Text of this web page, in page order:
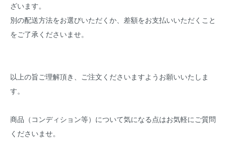
ざいます。
別の配送方法をお選びいただくか、差額をお支払いいただくこと
をご了承くださいませ。
以上の旨ご理解頂き、ご注文くださいますようお願いいたしま
す。
商品（コンディション等）について気になる点はお気軽にご質問
くださいませ。